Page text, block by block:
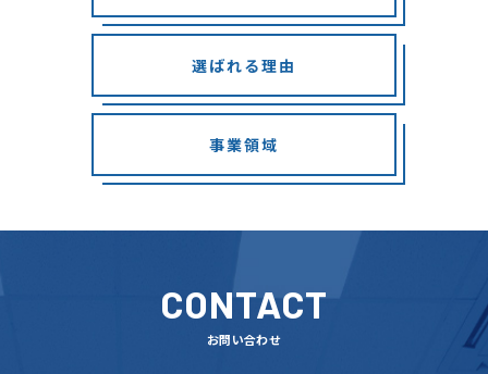
選ばれる理由
事業領域
CONTACT
お問い合わせ